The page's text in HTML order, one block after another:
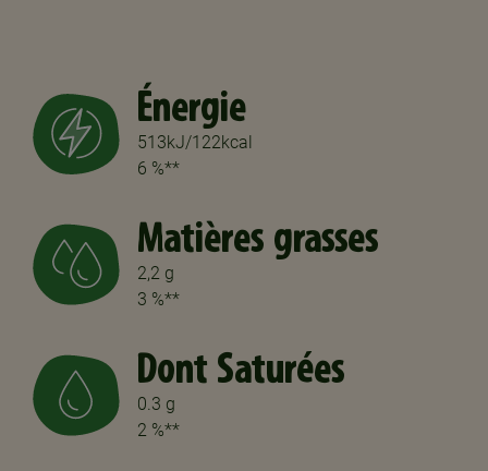
Énergie
513kJ/122kcal
6 %**
Matières grasses
2,2 g
3 %**
Dont Saturées
0.3 g
2 %**